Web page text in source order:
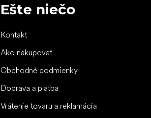
Ešte niečo
Kontakt
Ako nakupovať
Obchodné podmienky
Doprava a platba
Vrátenie tovaru a reklamácia